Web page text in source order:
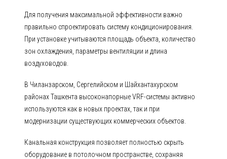
Для получения максимальной эффективности важно
правильно спроектировать систему кондиционирования.
При установке учитываются площадь объекта, количество
зон охлаждения, параметры вентиляции и длина
воздуховодов.
В Чиланзарском, Сергелийском и Шайхантахурском
районах Ташкента высоконапорные VRF-системы активно
используются как в новых проектах, так и при
модернизации существующих коммерческих объектов.
Канальная конструкция позволяет полностью скрыть
оборудование в потолочном пространстве, сохраняя